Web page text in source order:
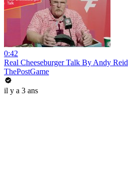
0:42
Real Cheeseburger Talk By Andy Reid
ThePostGame
il y a 3 ans